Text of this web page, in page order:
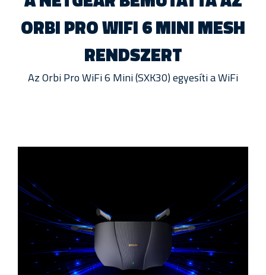
ORBI PRO WIFI 6 MINI MESH
RENDSZERT
Az Orbi Pro WiFi 6 Mini (SXK30) egyesíti a WiFi